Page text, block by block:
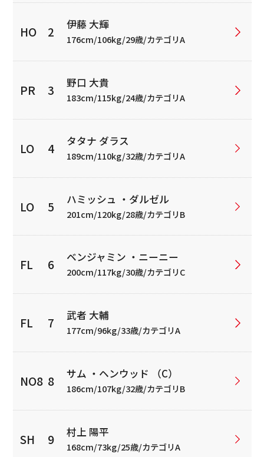
伊藤 大輝
176cm/106kg/29歳/カテゴリA
野口 大貴
183cm/115kg/24歳/カテゴリA
タタナ ダラス
189cm/110kg/32歳/カテゴリA
ハミッシュ ・ダルゼル
201cm/120kg/28歳/カテゴリB
ベンジャミン ・ニーニー
200cm/117kg/30歳/カテゴリC
武者 大輔
177cm/96kg/33歳/カテゴリA
サム ・ヘンウッド （C）
186cm/107kg/32歳/カテゴリB
村上 陽平
168cm/73kg/25歳/カテゴリA